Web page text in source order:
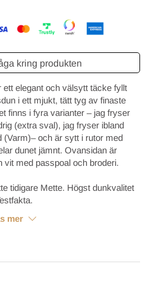
kring produkten
elegant och välsytt täcke fyllt
i ett mjukt, tätt tyg av finaste
finns i fyra varianter – jag fryser
(extra sval), jag fryser ibland
(Varm)– och är sytt i rutor med
dunet jämnt. Ovansidan är
vit med passpoal och broderi.
tidigare Mette. Högst dunkvalitet
mer